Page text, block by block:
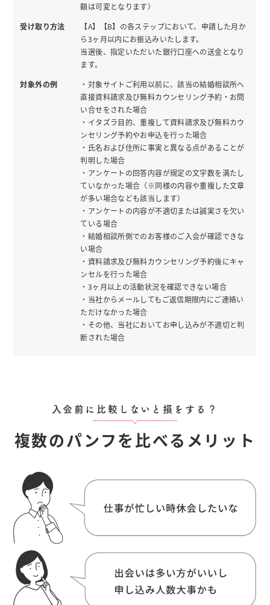
額は可変となります）
受け取り方法
【A】【B】の各ステップにおいて、申請した月か
ら3ヶ月以内にお振込みいたします。
当選後、指定いただいた銀行口座への送金となり
ます。
対象外の例
・対象サイトご利用以前に、該当の結婚相談所へ
直接資料請求及び無料カウンセリング予約・お問
い合せをされた場合
・イタズラ目的、重複して資料請求及び無料カウ
ンセリング予約やお申込を行った場合
・氏名および住所に事実と異なる点があることが
判明した場合
・アンケートの回答内容が規定の文字数を満たし
ていなかった場合（※同様の内容や重複した文章
が多い場合なども該当します）
・アンケートの内容が不適切または誠実さを欠い
ている場合
・結婚相談所側でのお客様のご入会が確認できな
い場合
・資料請求及び無料カウンセリング予約後にキャ
ンセルを行った場合
・3ヶ月以上の活動状況を確認できない場合
・当社からメールしてもご返信期限内にご連絡い
ただけなかった場合
・その他、当社においてお申し込みが不適切と判
断された場合
入会前に比較しないと損をする？
複数のパンフを比べるメリット